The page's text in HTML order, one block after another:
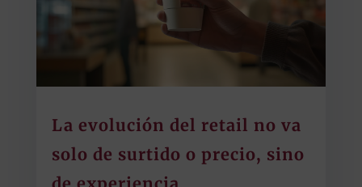
La evolución del retail no va
solo de surtido o precio, sino